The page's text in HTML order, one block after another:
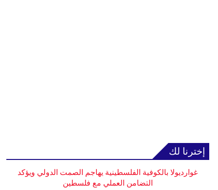
إخترنا لك
غوارديولا بالكوفية الفلسطينية يهاجم الصمت الدولي ويؤكد
التضامن العملي مع فلسطين